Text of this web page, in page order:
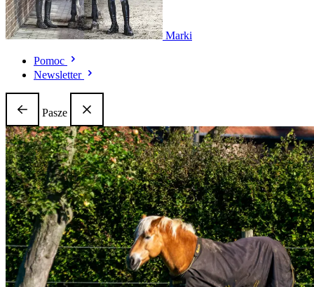
Marki
Pomoc
Newsletter
Pasze